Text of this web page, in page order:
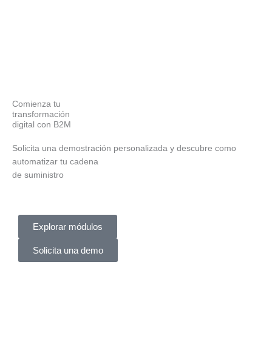
Comienza tu
transformación
digital con B2M
Solicita una demostración personalizada y descubre como
automatizar tu cadena
de suministro
Explorar módulos
Solicita una demo